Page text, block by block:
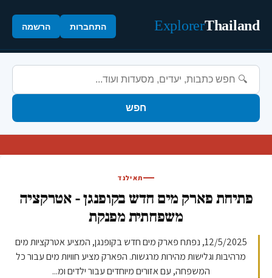
Thailand
Explorer התחברות הרשמה
חפש
תאילנד
פתיחת פארק מים חדש בקופנגן - אטרקציה
משפחתית מפנקת
12/5/2025, נפתח פארק מים חדש בקופנגן, המציע אטרקציות מים
מרהיבות וגלישות מהירות מרגשות. הפארק מציע חוויות מים עבור כל
המשפחה, עם אזורים מיוחדים עבור ילדים ומ...